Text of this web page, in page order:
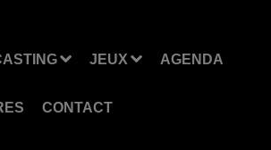
JEUX AGENDA
CONTACT